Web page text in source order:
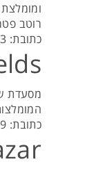
רוטב
כתובת: Upper Brook Street 43
מסעדת
כתובת: 8-9 Blacklands Terrace